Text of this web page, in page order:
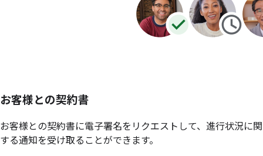
お客様との契約書
お客様との契約書に電子署名をリクエストして、進行状況に関
する通知を受け取ることができます。